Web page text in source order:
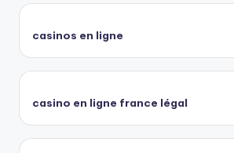
casinos en ligne
casino en ligne france légal